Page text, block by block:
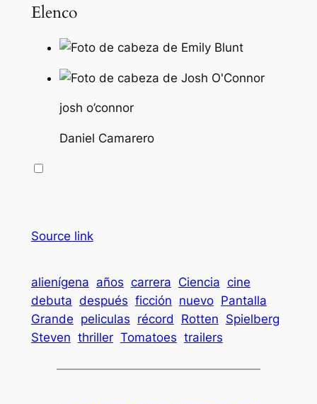
Elenco
josh o’connor
Daniel Camarero
Source link
alienígena años carrera Ciencia cine
debuta después ficción nuevo Pantalla
Grande peliculas récord Rotten Spielberg
Steven thriller Tomatoes trailers